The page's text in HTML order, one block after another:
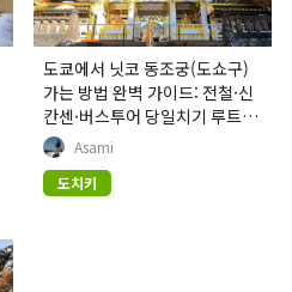
도쿄에서 닛코 동조궁(도쇼구)
가는 방법 완벽 가이드: 전철·신
칸센·버스투어 당일치기 루트
및 주변 명소 총정리
Asami
도치키